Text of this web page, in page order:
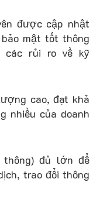
được cập nhật
mật tốt thông
các rủi ro về kỹ
cao, đạt khả
nhiều của doanh
thông) đủ lớn để
trao đổi thông